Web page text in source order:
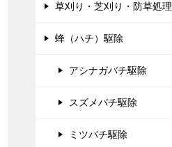
草刈り・芝刈り・防草処理
蜂（ハチ）駆除
アシナガバチ駆除
スズメバチ駆除
ミツバチ駆除